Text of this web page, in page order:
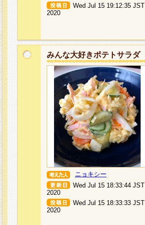
Wed Jul 15 19:12:35 JST
2020
みんな大好きポテトサラダ
ニョキシー
Wed Jul 15 18:33:44 JST
2020
Wed Jul 15 18:33:33 JST
2020